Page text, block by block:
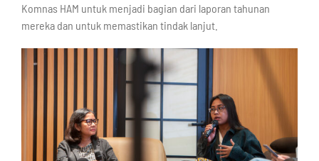
Komnas HAM untuk menjadi bagian dari laporan tahunan
mereka dan untuk memastikan tindak lanjut.